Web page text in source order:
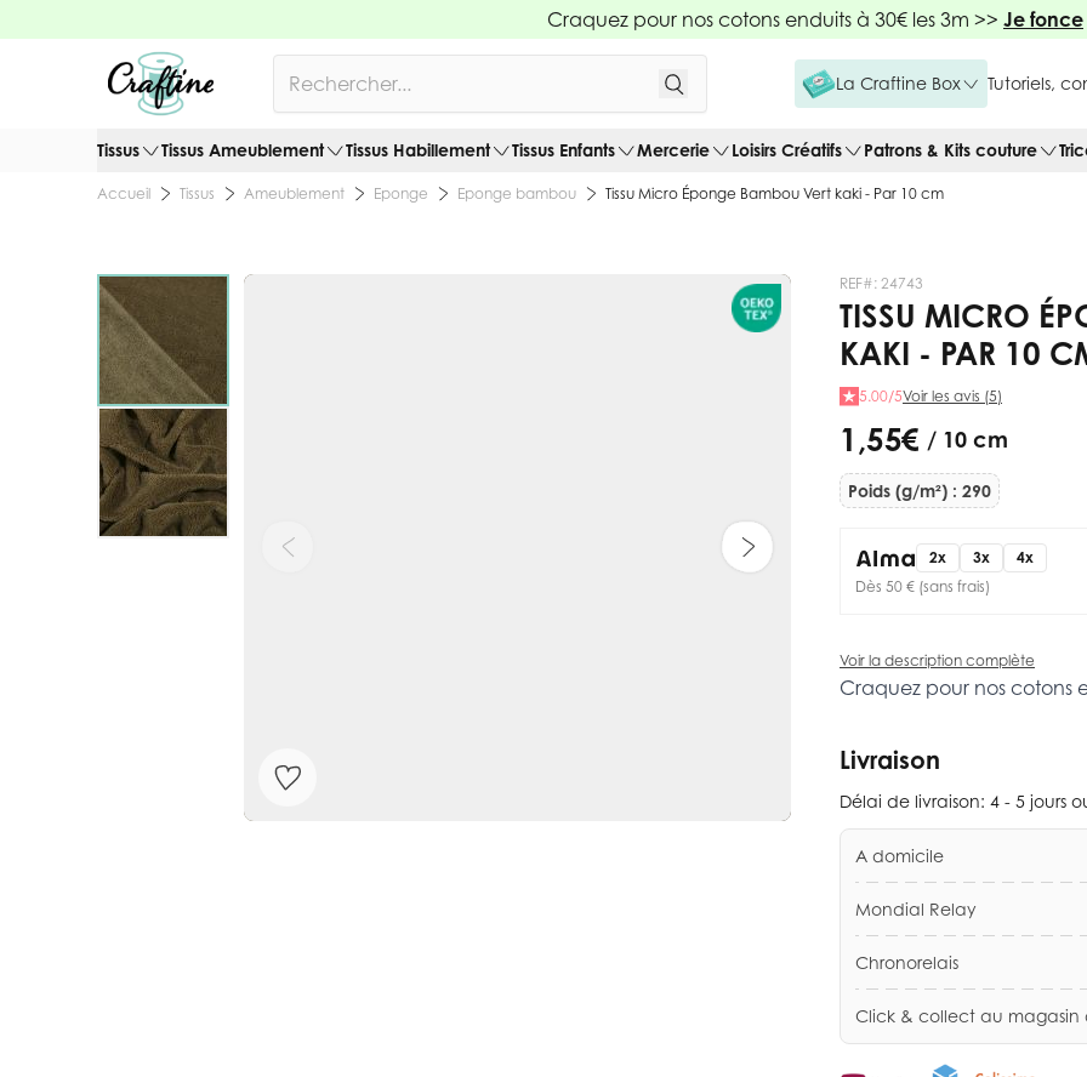
Craquez pour nos cotons enduits à 30€ les 3m >> Je fonce
La Craftine Box Tutoriels,
Tissus Tissus Ameublement Tissus Habillement Tissus Enfants Mercerie Loisirs Créatifs Patrons & Kits couture
Accueil Tissus Ameublement Eponge Eponge bambou Tissu Micro Éponge Bambou Vert kaki - Par 10 cm
REF#: 24743
TISSU MICRO
KAKI - PAR 10
5.00/5Voir les avis (5)
1,55 € / 10 cm
Poids (g/m²) : 290
2x 3x
4x
Dès 50 € (sans frais)
Voir la description complète
Craquez pour nos cotons
Livraison
Délai de livraison: 4 - 5 jours
A domicile
Mondial Relay
Chronorelais
Click & collect au magasin